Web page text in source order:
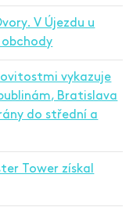
V Újezdu u
obchody
vykazuje
Bratislava
do střední a
Tower získal